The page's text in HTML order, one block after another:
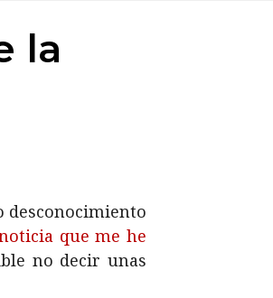
la
desconocimiento
que me he
no decir unas